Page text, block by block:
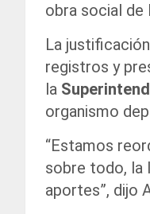
obra social de
La
registros y
la
organismo
“Estamos
sobre todo, la
aportes”, dijo